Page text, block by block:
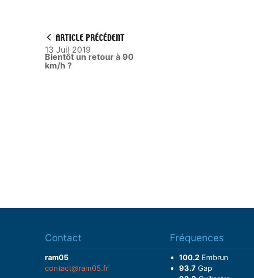
ARTICLE PRÉCÉDENT
13 Juil 2019
Bientôt un retour à 90
km/h ?
Contact
ram05
contact@ram05.fr
Fréquences
100.2Embrun
93.7 Gap